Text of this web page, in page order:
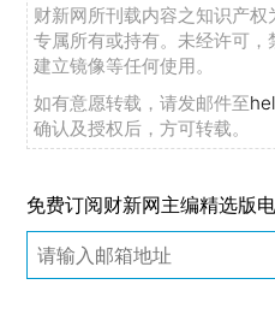
财新网所刊载内容之知识产
专属所有或持有。未经许可
建立镜像等任何使用。
如有意愿转载，请发邮件至
确认及授权后，方可转载。
免费订阅财新网主编精选版